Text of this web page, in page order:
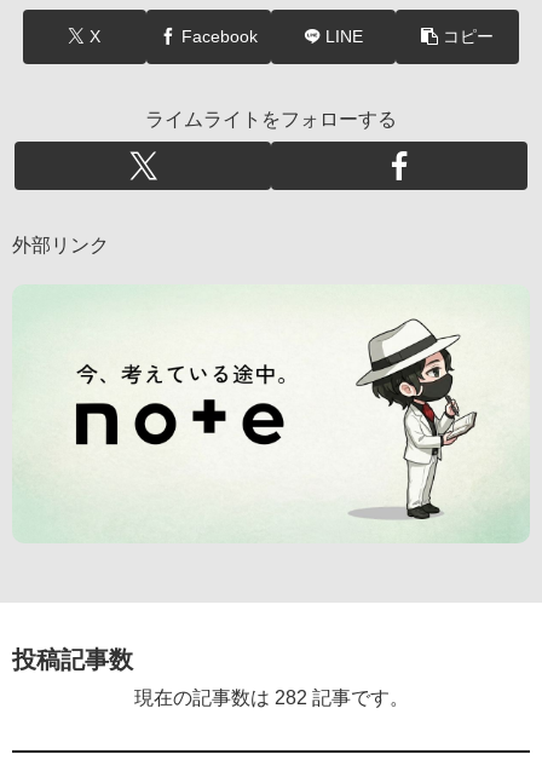
X Facebook LINE コピー
ライムライトをフォローする
外部リンク
投稿記事数
現在の記事数は 282 記事です。